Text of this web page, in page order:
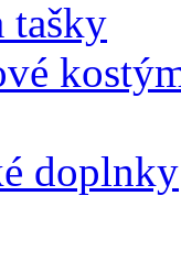
tašky
doplnky